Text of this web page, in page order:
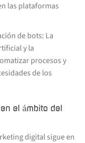
las plataformas
de bots: La
y la
procesos y
de los
el ámbito del
digital sigue en